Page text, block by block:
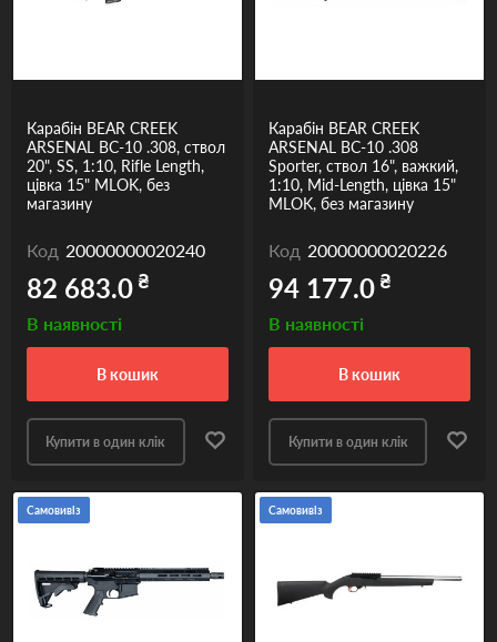
Карабін BEAR CREEK
ARSENAL BC-10 .308, ствол
20", SS, 1:10, Rifle Length,
цівка 15" MLOK, без
магазину
Код 20000000020240
82 683.0₴
В наявності
в кошик
Купити в один клік
Карабін BEAR CREEK
ARSENAL BC-10 .308
Sporter, ствол 16", важкий,
1:10, Mid-Length, цівка 15"
MLOK, без магазину
Код 20000000020226
94 177.0₴
В наявності
в кошик
Купити в один клік
Самовивіз Самовивіз